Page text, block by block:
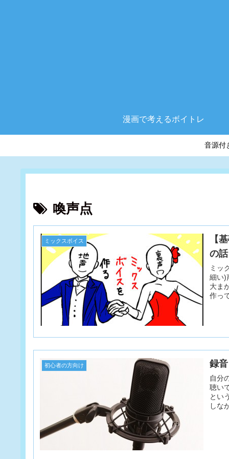
漫画で考えるボイトレ
音源付
喚声点
ミックスボイス
【
の
ミッ
細い)
大ま
作っ
初心者の方向け 録
自分
聴い
とい
しな